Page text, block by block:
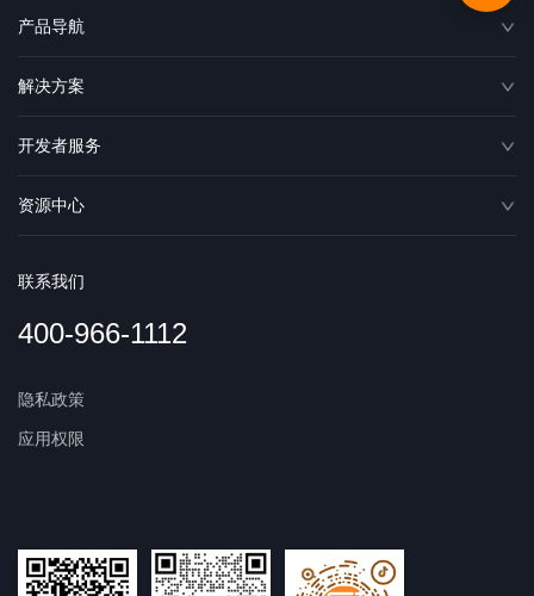
产品导航
解决方案
开发者服务
资源中心
联系我们
400-966-1112
隐私政策
应用权限